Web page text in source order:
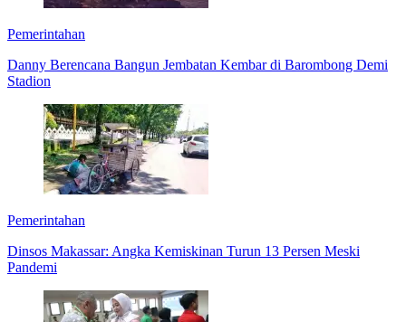
Pemerintahan
Danny Berencana Bangun Jembatan Kembar di Barombong Demi
Stadion
Pemerintahan
Dinsos Makassar: Angka Kemiskinan Turun 13 Persen Meski
Pandemi